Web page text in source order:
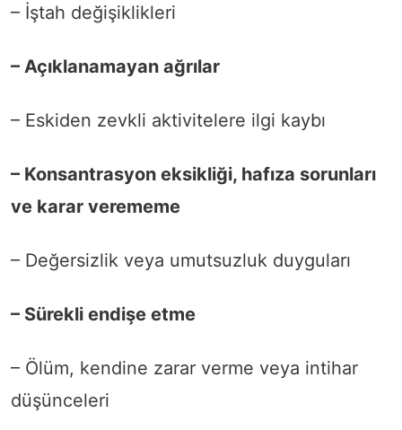
– İştah değişiklikleri
– Açıklanamayan ağrılar
– Eskiden zevkli aktivitelere ilgi kaybı
– Konsantrasyon eksikliği, hafıza sorunları
ve karar verememe
– Değersizlik veya umutsuzluk duyguları
– Sürekli endişe etme
– Ölüm, kendine zarar verme veya intihar
düşünceleri